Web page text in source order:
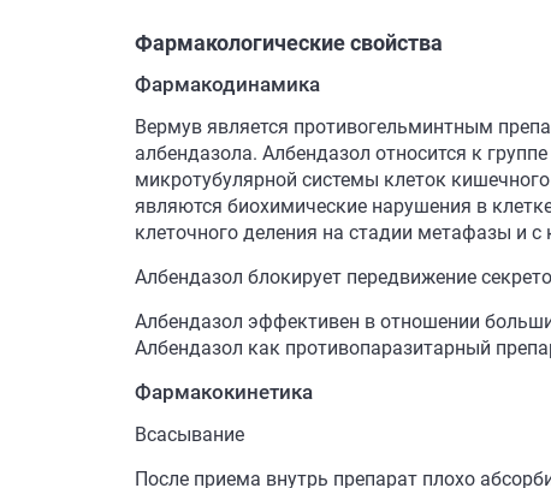
Фармакологические свойства
Фармакодинамика
Вермув является противогельминтным
албендазола. Албендазол относится к
микротубулярной системы клеток
являются биохимические нарушения в
клеточного деления на стадии метафазы и
Албендазол блокирует передвижение
Албендазол эффективен в отношении
Албендазол как противопаразитарный
Фармакокинетика
Всасывание
После приема внутрь препарат плохо